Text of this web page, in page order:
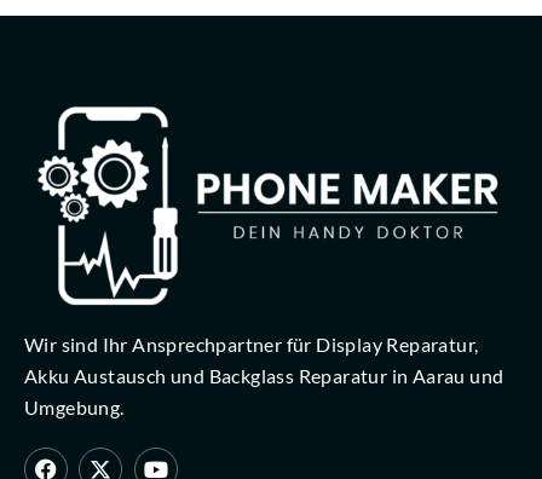
Wir sind Ihr Ansprechpartner für Display Reparatur,
Akku Austausch und Backglass Reparatur in Aarau und
Umgebung.